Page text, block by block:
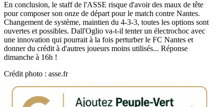
En conclusion, le staff de l'ASSE risque d'avoir des maux de tête
pour composer son onze de départ pour le match contre Nantes.
Changement de système, maintien du 4-3-3, toutes les options sont
ouvertes et possibles. Dall'Oglio va-t-il tenter un électrochoc avec
une innovation qui pourrait à la fois perturber le FC Nantes et
donner du crédit à d'autres joueurs moins utilisés... Réponse
dimanche à 16h !
Crédit photo : asse.fr